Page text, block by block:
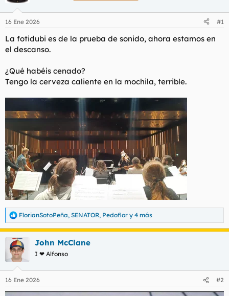
o
r
d
l
t
m
n
o
16 Ene 2026 #1
La fotidubi es de la prueba de sonido, ahora estamos en
el descanso.
¿Qué habéis cenado?
Tengo la cerveza caliente en la mochila, terrible.
R
e
a
c
c
e
s
FlorianSotoPeña, SENATOR, Pedoflor y 4 más
John McClane
I ❤ Alfonso
16 Ene 2026 #2